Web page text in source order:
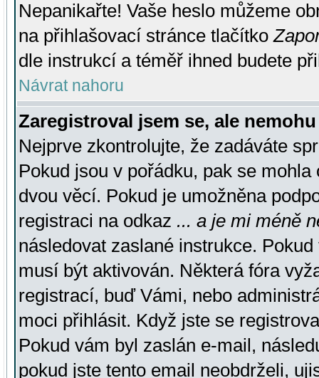
Nepanikařte! Vaše heslo můžeme
na přihlašovací stránce tlačítko
dle instrukcí a téměř ihned budete
Návrat nahoru
Zaregistroval jsem se, ale
Nejprve zkontrolujte, že zadáváte
Pokud jsou v pořádku, pak se
dvou věcí. Pokud je umožněna
registraci na odkaz ... a je mi méně
následovat zaslané instrukce.
musí být aktivován. Některá fóra
registrací, buď Vámi, nebo
moci přihlásit. Když jste se
Pokud vám byl zaslán e-mail,
pokud jste tento email neobdrželi,